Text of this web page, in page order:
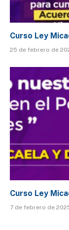
Curso Ley
25 de febrero de
Curso Ley
7 de febrero de